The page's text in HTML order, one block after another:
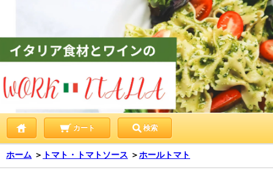
カート 検索
ホーム ＞ トマト・トマトソース ＞ホールトマト